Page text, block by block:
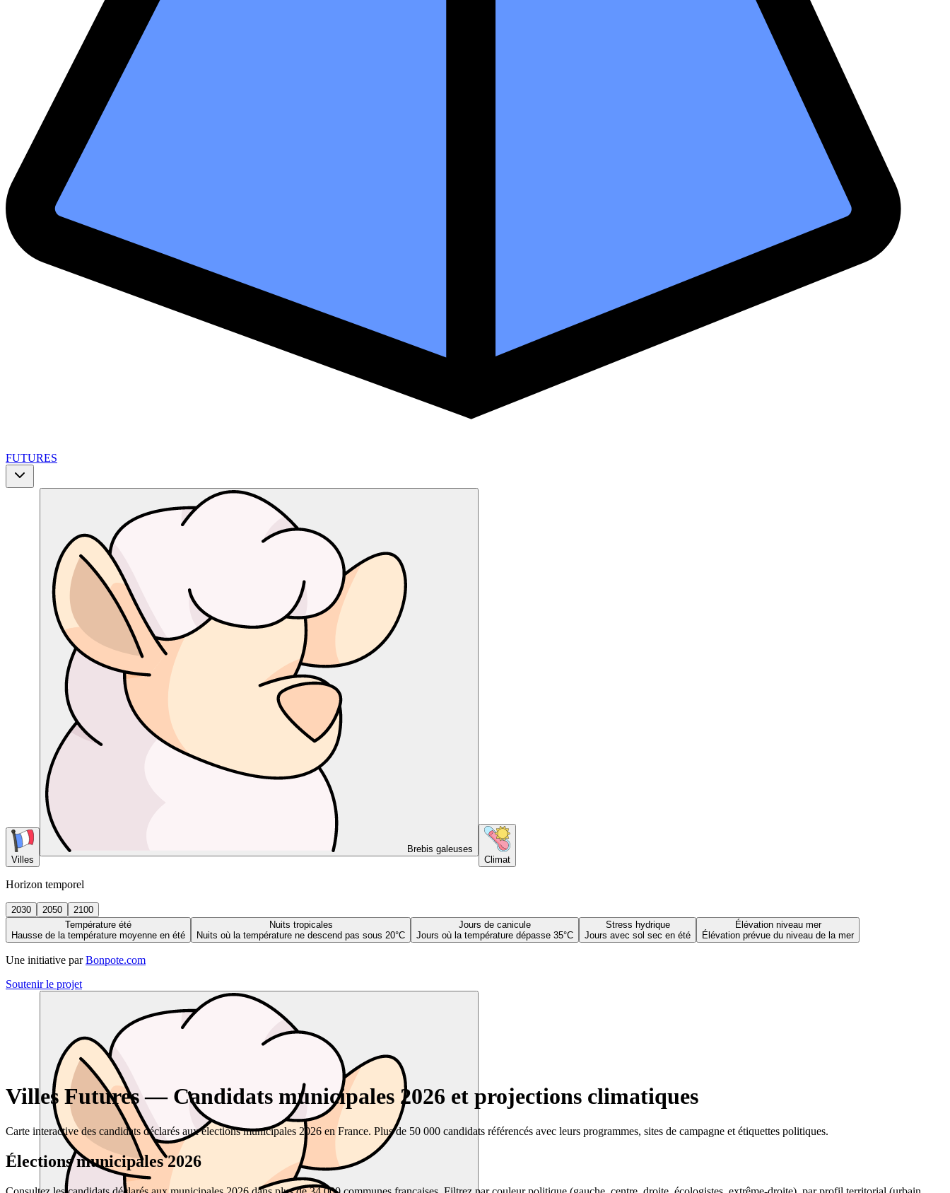
FUTURES
Villes
Brebis galeuses
Climat
Horizon temporel
2030 2050
2100
Température été
Hausse de la température moyenne en été
Nuits tropicales
Nuits où la température ne descend pas sous 20°C
Jours de canicule
Jours où la température dépasse 35°C
Stress hydrique
Jours avec sol sec en été
Élévation niveau mer
Élévation prévue du niveau de la mer
Une initiative par Bonpote.com
Soutenir le projet
Villes Futures — Candidats municipales 2026 et projections climatiques
Carte interactive des candidats déclarés aux élections municipales 2026 en France. Plus de 50 000 candidats référencés avec leurs programmes, sites de campagne et étiquettes politiques.
Élections municipales 2026